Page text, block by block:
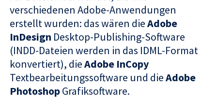
verschiedenen Adobe-Anwendungen
erstellt wurden: das wären dieAdobe
InDesign Desktop-Publishing-Software
(INDD-Dateien werden in das IDML-Format
konvertiert), dieAdobe InCopy
Textbearbeitungssoftware und dieAdobe
PhotoshopGrafiksoftware.